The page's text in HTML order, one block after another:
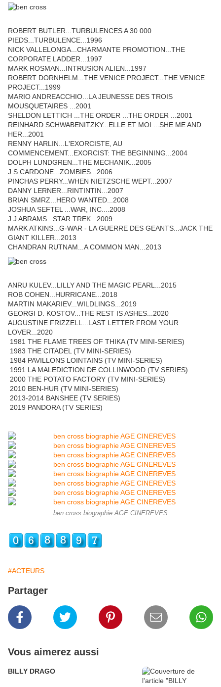
ROBERT BUTLER...TURBULENCES A 30 000
PIEDS...TURBULENCE...1996
NICK VALLELONGA...CHARMANTE PROMOTION...THE
CORPORATE LADDER...1997
MARK ROSMAN...INTRUSION ALIEN...1997
ROBERT DORNHELM...THE VENICE PROJECT...THE VENICE
PROJECT...1999
MARIO ANDREACCHIO...LA JEUNESSE DES TROIS
MOUSQUETAIRES ...2001
SHELDON LETTICH ...THE ORDER ...THE ORDER ...2001
REINHARD SCHWABENITZKY...ELLE ET MOI ...SHE ME AND
HER...2001
RENNY HARLIN...L'EXORCISTE, AU
COMMENCEMENT...EXORCIST: THE BEGINNING...2004
DOLPH LUNDGREN...THE MECHANIK...2005
J S CARDONE...ZOMBIES...2006
PINCHAS PERRY...WHEN NIETZSCHE WEPT...2007
DANNY LERNER...RINTINTIN...2007
BRIAN SMRZ...HERO WANTED...2008
JOSHUA SEFTEL ...WAR, INC....2008
J J ABRAMS...STAR TREK...2009
MARK ATKINS...G-WAR - LA GUERRE DES GEANTS...JACK THE
GIANT KILLER...2013
CHANDRAN RUTNAM...A COMMON MAN...2013
ANRU KULEV...LILLY AND THE MAGIC PEARL...2015
ROB COHEN...HURRICANE...2018
MARTIN MAKARIEV...WILDLINGS...2019
GEORGI D. KOSTOV...THE REST IS ASHES...2020
AUGUSTINE FRIZZELL...LAST LETTER FROM YOUR
LOVER...2020
1981 THE FLAME TREES OF THIKA (TV MINI-SERIES)
1983 THE CITADEL (TV MINI-SERIES)
1984 PAVILLONS LOINTAINS (TV MINI-SERIES)
1991 LA MALEDICTION DE COLLINWOOD (TV SERIES)
2000 THE POTATO FACTORY (TV MINI-SERIES)
2010 BEN-HUR (TV MINI-SERIES)
2013-2014 BANSHEE (TV SERIES)
2019 PANDORA (TV SERIES)
ben cross biographie AGE CINEREVES
#ACTEURS
Partager
Vous aimerez aussi
BILLY DRAGO